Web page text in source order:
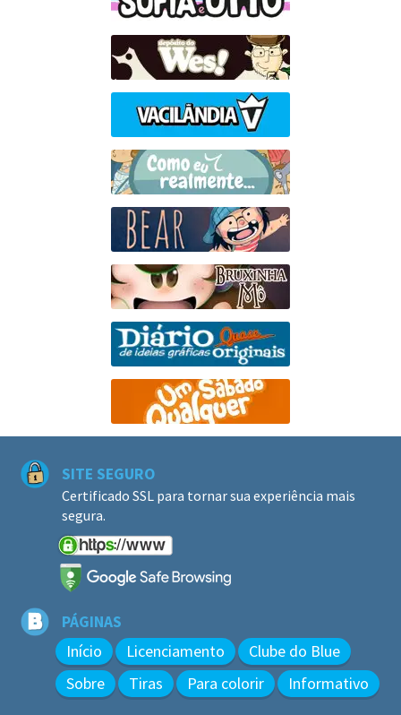
SITE SEGURO
Certificado SSL para tornar sua experiência mais
segura.
PÁGINAS
Início Licenciamento
Clube do Blue
Sobre
Tiras Para colorir Informativo